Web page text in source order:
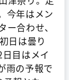
今年はメン
合わせ、
日は曇り
目はメイ
雨の予報で